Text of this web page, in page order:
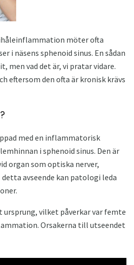
möter ofta
i näsens sphenoid sinus. En sådan
men vad det är, vi pratar vidare.
eftersom den ofta är kronisk krävs
med en inflammatorisk
i sphenoid sinus. Den är
organ som optiska nerver,
avseende kan patologi leda
vilket påverkar var femte
Orsakerna till utseendet